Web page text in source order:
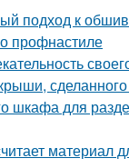
подход к
профнастиле
шкафа для
материал